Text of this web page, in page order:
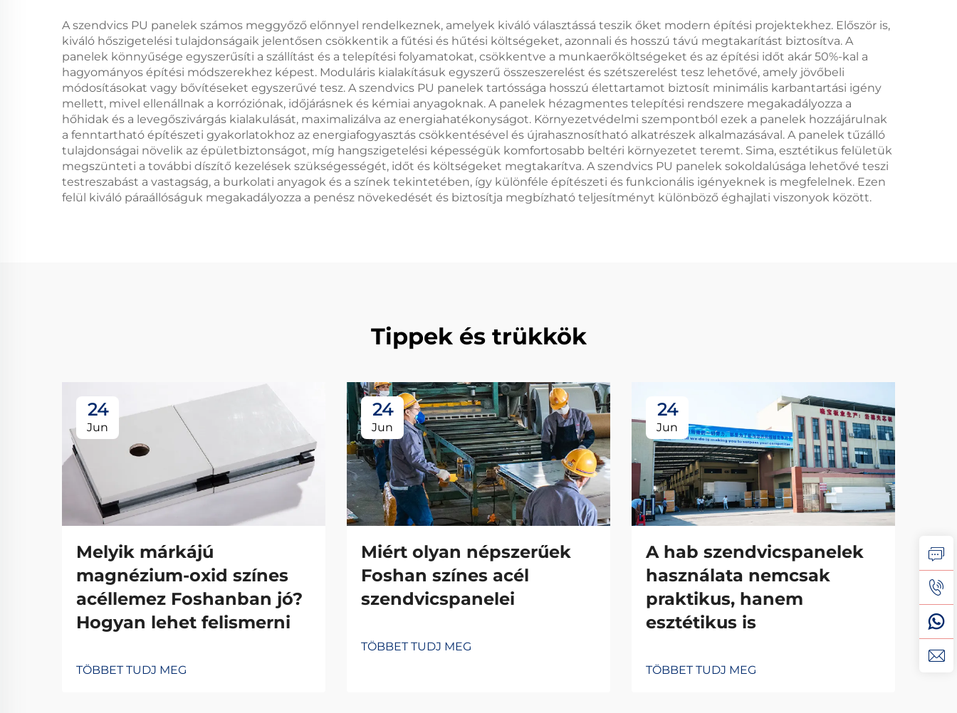
A szendvics PU panelek számos meggyőző előnnyel rendelkeznek, amelyek kiváló választássá teszik őket modern építési projektekhez. Először is,
kiváló hőszigetelési tulajdonságaik jelentősen csökkentik a fűtési és hűtési költségeket, azonnali és hosszú távú megtakarítást biztosítva. A
panelek könnyűsége egyszerűsíti a szállítást és a telepítési folyamatokat, csökkentve a munkaerőköltségeket és az építési időt akár 50%-kal a
hagyományos építési módszerekhez képest. Moduláris kialakításuk egyszerű összeszerelést és szétszerelést tesz lehetővé, amely jövőbeli
módosításokat vagy bővítéseket egyszerűvé tesz. A szendvics PU panelek tartóssága hosszú élettartamot biztosít minimális karbantartási igény
mellett, mivel ellenállnak a korróziónak, időjárásnek és kémiai anyagoknak. A panelek hézagmentes telepítési rendszere megakadályozza a
hőhidak és a levegőszivárgás kialakulását, maximalizálva az energiahatékonyságot. Környezetvédelmi szempontból ezek a panelek hozzájárulnak
a fenntartható építészeti gyakorlatokhoz az energiafogyasztás csökkentésével és újrahasznosítható alkatrészek alkalmazásával. A panelek tűzálló
tulajdonságai növelik az épületbiztonságot, míg hangszigetelési képességük komfortosabb beltéri környezetet teremt. Sima, esztétikus felületük
megszünteti a további díszítő kezelések szükségességét, időt és költségeket megtakarítva. A szendvics PU panelek sokoldalúsága lehetővé teszi
testreszabást a vastagság, a burkolati anyagok és a színek tekintetében, így különféle építészeti és funkcionális igényeknek is megfelelnek. Ezen
felül kiváló páraállóságuk megakadályozza a penész növekedését és biztosítja megbízható teljesítményt különböző éghajlati viszonyok között.
Tippek és trükkök
24
Jun
Melyik márkájú
magnézium-oxid színes
acéllemez Foshanban jó?
Hogyan lehet felismerni
TÖBBET TUDJ MEG
24
Jun
Miért olyan népszerűek
Foshan színes acél
szendvicspanelei
TÖBBET TUDJ MEG
24
Jun
A hab szendvicspanelek
használata nemcsak
praktikus, hanem
esztétikus is
TÖBBET TUDJ MEG
A